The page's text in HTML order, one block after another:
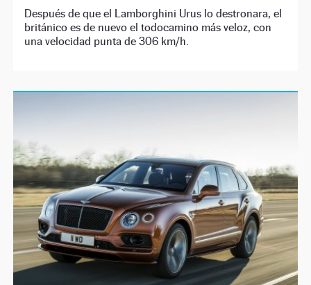
Después de que el Lamborghini Urus lo destronara, el
británico es de nuevo el todocamino más veloz, con
una velocidad punta de 306 km/h.